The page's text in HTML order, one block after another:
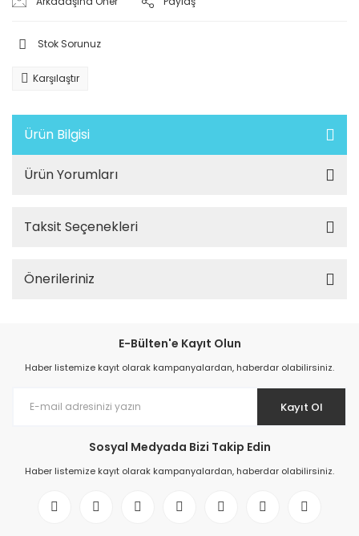
Stok Sorunuz
Karşılaştır
Ürün Bilgisi
Ürün Yorumları
Taksit Seçenekleri
Önerileriniz
E-Bülten'e Kayıt Olun
Haber listemize kayıt olarak kampanyalardan, haberdar olabilirsiniz.
Kayıt Ol
Sosyal Medyada Bizi Takip Edin
Haber listemize kayıt olarak kampanyalardan, haberdar olabilirsiniz.